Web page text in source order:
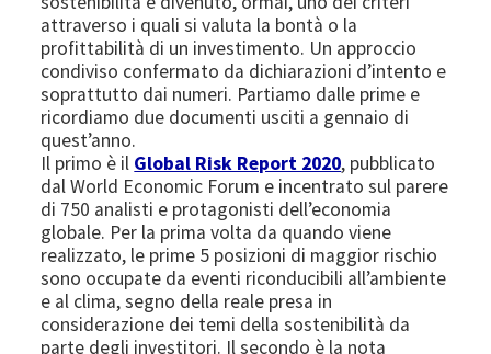
attraverso i quali si valuta la bontà o la
profittabilità di un investimento. Un approccio
condiviso confermato da dichiarazioni d’intento e
soprattutto dai numeri. Partiamo dalle prime e
ricordiamo due documenti usciti a gennaio di
quest’anno.
Il primo è il Global Risk Report 2020, pubblicato
dal World Economic Forum e incentrato sul parere
di 750 analisti e protagonisti dell’economia
globale. Per la prima volta da quando viene
realizzato, le prime 5 posizioni di maggior rischio
sono occupate da eventi riconducibili all’ambiente
e al clima, segno della reale presa in
considerazione dei temi della sostenibilità da
parte degli investitori. Il secondo è la nota